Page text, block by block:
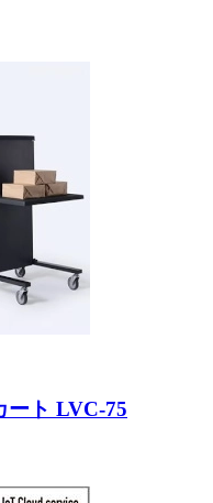
ート LVC-75